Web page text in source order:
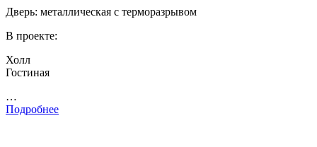
Дверь: металлическая с терморазрывом
В проекте:
Холл
Гостиная
…
Подробнее